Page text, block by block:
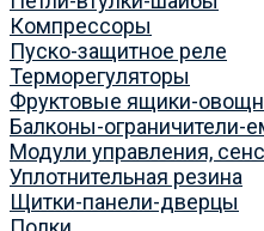
Компрессоры
Пуско-защитное реле
Терморегуляторы
Фруктовые ящики-
Балконы-ограничители-
Модули управления,
Уплотнительная резина
Щитки-панели-дверцы